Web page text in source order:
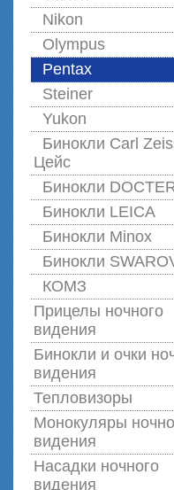
Nikon
Olympus
Pentax
Steiner
Yukon
Бинокли Carl
Цейс
Бинокли
Бинокли LEICA
Бинокли Minox
Бинокли
КОМЗ
Прицелы ночного
видения
Бинокли и очки
видения
Тепловизоры
Монокуляры
видения
Насадки ночного
видения